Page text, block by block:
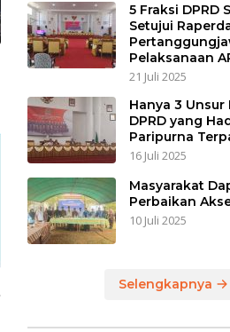
5 Fraksi DPRD
Setujui
Pelaksanaan
21 Juli 2025
Hanya 3
DPRD yang
Paripurna
16 Juli 2025
Masyarakat
Perbaikan
10 Juli 2025
Selengkapnya